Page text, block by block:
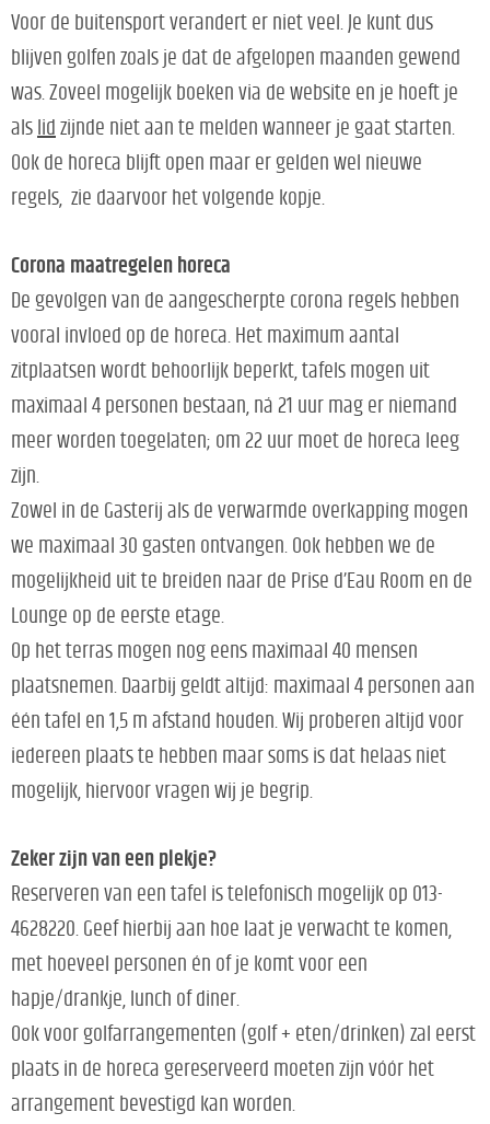
Voor de buitensport verandert er niet veel. Je kunt dus
blijven golfen zoals je dat de afgelopen maanden gewend
was. Zoveel mogelijk boeken via de website en je hoeft je
als lid zijnde niet aan te melden wanneer je gaat starten.
Ook de horeca blijft open maar er gelden wel nieuwe
regels, zie daarvoor het volgende kopje.
Corona maatregelen horeca
De gevolgen van de aangescherpte corona regels hebben
vooral invloed op de horeca. Het maximum aantal
zitplaatsen wordt behoorlijk beperkt, tafels mogen uit
maximaal 4 personen bestaan, ná 21 uur mag er niemand
meer worden toegelaten; om 22 uur moet de horeca leeg
zijn.
Zowel in de Gasterij als de verwarmde overkapping mogen
we maximaal 30 gasten ontvangen. Ook hebben we de
mogelijkheid uit te breiden naar de Prise d’Eau Room en de
Lounge op de eerste etage.
Op het terras mogen nog eens maximaal 40 mensen
plaatsnemen. Daarbij geldt altijd: maximaal 4 personen aan
één tafel en 1,5 m afstand houden. Wij proberen altijd voor
iedereen plaats te hebben maar soms is dat helaas niet
mogelijk, hiervoor vragen wij je begrip.
Zeker zijn van een plekje?
Reserveren van een tafel is telefonisch mogelijk op 013-
4628220. Geef hierbij aan hoe laat je verwacht te komen,
met hoeveel personen én of je komt voor een
hapje/drankje, lunch of diner.
Ook voor golfarrangementen (golf + eten/drinken) zal eerst
plaats in de horeca gereserveerd moeten zijn vóór het
arrangement bevestigd kan worden.